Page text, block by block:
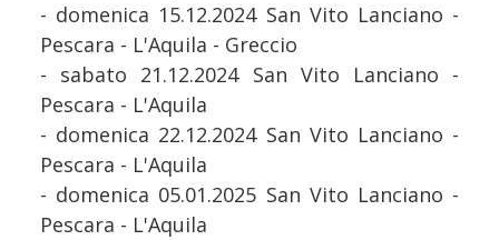
- domenica 15.12.2024 San Vito Lanciano -
Pescara - L'Aquila - Greccio
- sabato 21.12.2024 San Vito Lanciano -
Pescara - L'Aquila
- domenica 22.12.2024 San Vito Lanciano -
Pescara - L'Aquila
- domenica 05.01.2025 San Vito Lanciano -
Pescara - L'Aquila